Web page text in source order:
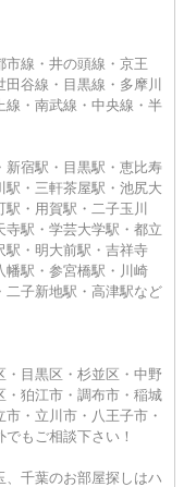
市線・井の頭線・京王
谷線・目黒線・多摩川
線・南武線・中央線・半
新宿駅・目黒駅・恵比寿
・三軒茶屋駅・池尻大
・用賀駅・二子玉川
駅・学芸大学駅・都立
駅・明大前駅・吉祥寺
幡駅・参宮橋駅・川崎
二子新地駅・高津駅など
・目黒区・杉並区・中野
・狛江市・調布市・稲城
・立川市・八王子市・
もご相談下さい！
千葉のお部屋探しはハ